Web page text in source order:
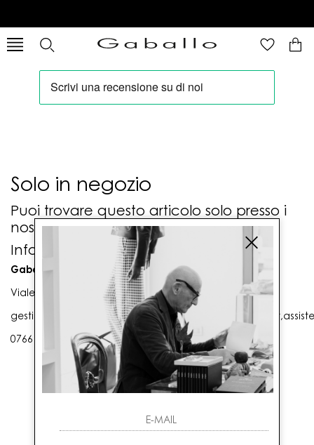
Solo in negozio
Puoi trovare questo articolo solo presso i
nostri punti vendita:
Info contatti
Gaballo Mario srl
Viale G. Matteotti n. 23 00053 Civitavecchia (RM)
0766 25656